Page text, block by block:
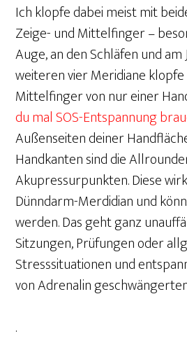
Ich klopfe dabei meist mit
Zeige- und Mittelfinger –
Auge, an den Schläfen und am
weiteren vier Meridiane
Mittelfinger von nur einer
du mal SOS-Entspannung
Außenseiten deiner
Handkanten sind die
Akupressurpunkten. Diese
Dünndarm-Merdidian und
werden. Das geht ganz
Sitzungen, Prüfungen oder
Stresssituationen und
von Adrenalin
.